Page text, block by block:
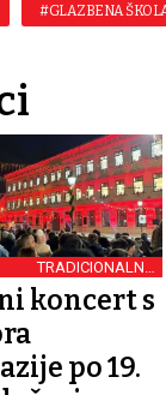
#GLAZBENA
TRADICIONALNA
MANIFESTACIJA
koncert s
po 19.